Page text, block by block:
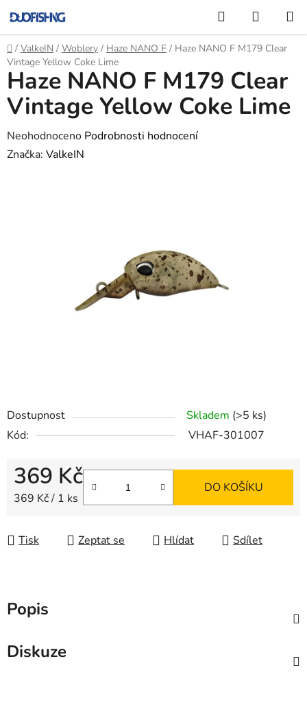
na
obsah
Hledat
KOŠÍK
Domů
/ ValkeIN / Woblery / Haze NANO F / Haze NANO F M179 Clear
Vintage Yellow Coke Lime
Dostupnost Skladem (>5 ks)
Kód:
VHAF-301007
369 Kč
Měrná cena:
369 Kč / 1 ks
DO KOŠÍKU
Tisk Zeptat se Hlídat Sdílet
Haze NANO F M179 Clear
Vintage Yellow Coke Lime
Průměrné
hodnocení
Neohodnoceno Podrobnosti hodnocení
Značka: ValkeIN
Popis
Diskuze